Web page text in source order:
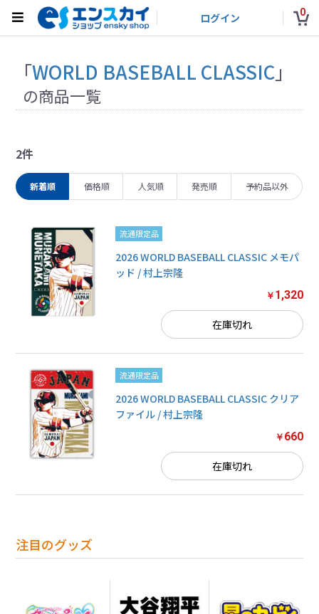
ログイン 0
注目のグッズ
「WORLD BASEBALL CLASSIC」
の商品一覧
2件
新着順 価格順 人気順 発売順 予約品以外
流通限定品
2026 WORLD BASEBALL CLASSIC メモパ
ッド / 村上宗隆
￥ 1,320
在庫切れ
流通限定品
2026 WORLD BASEBALL CLASSIC クリア
ファイル / 村上宗隆
￥ 660
在庫切れ